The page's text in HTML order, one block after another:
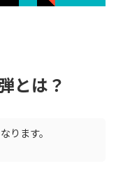
とは？
ります。